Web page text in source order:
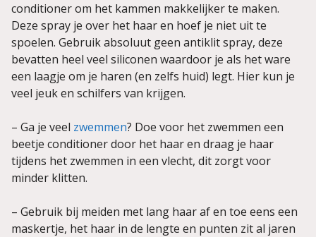
conditioner om het kammen makkelijker te maken.
Deze spray je over het haar en hoef je niet uit te
spoelen. Gebruik absoluut geen antiklit spray, deze
bevatten heel veel siliconen waardoor je als het ware
een laagje om je haren (en zelfs huid) legt. Hier kun je
veel jeuk en schilfers van krijgen.
– Ga je veel zwemmen? Doe voor het zwemmen een
beetje conditioner door het haar en draag je haar
tijdens het zwemmen in een vlecht, dit zorgt voor
minder klitten.
– Gebruik bij meiden met lang haar af en toe eens een
maskertje, het haar in de lengte en punten zit al jaren